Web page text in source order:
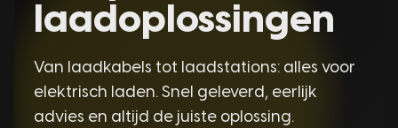
laadoplossingen
Van laadkabels tot laadstations: alles voor
elektrisch laden. Snel geleverd, eerlijk
advies en altijd de juiste oplossing.